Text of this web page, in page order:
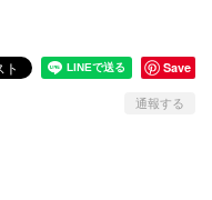
Save
通報する